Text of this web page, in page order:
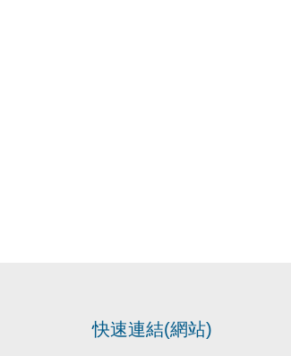
快速連結(網站)